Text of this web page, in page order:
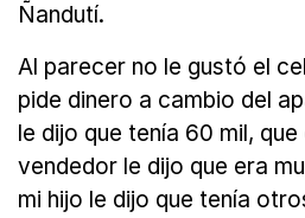
Ñandutí.
Al parecer no le gustó el
pide dinero a cambio del
le dijo que tenía 60 mil,
vendedor le dijo que era
mi hijo le dijo que tenía